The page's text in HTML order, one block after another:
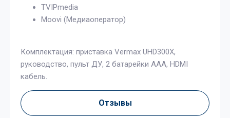
TVIPmedia
Moovi (Медиаоператор)​
Комплектация: приставка Vermax UHD300X,
руководство, пульт ДУ, 2 батарейки AAA, HDMI
кабель.
Отзывы